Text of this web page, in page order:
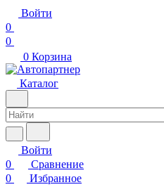
Войти
0
0
0 Корзина
Каталог
Войти
0
Сравнение
0
Избранное